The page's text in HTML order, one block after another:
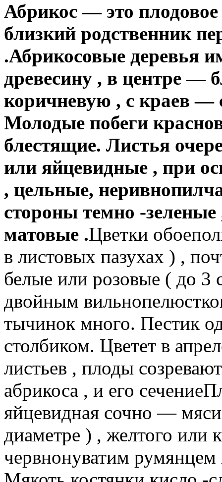
Абрикос — это плодовое
близкий родственник
.Абрикосовые деревья
древесину , в центре —
коричневую , с краев —
Молодые побеги
блестящие. Листья
или яйцевидные , при
, цельные,
стороны темно -
матовые .Цветки
в листовых пазухах ) ,
белые или розовые ( до 3
двойным
тычинок много. Пестик
столбиком. Цветет в
листьев , плоды
абрикоса , и его
яйцевидная сочно —
диаметре ) , желтого или
червнонуватим